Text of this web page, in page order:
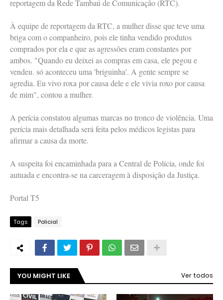
reportagem da Rede Tambaú de Comunicação (RTC).
À equipe de reportagem da RTC, a mulher disse que teve uma
briga com o companheiro, pois ele tinha vendido produtos
comprados por ela e que as agressões eram constantes por
ambos. "Quando eu deixei as compras em casa, ele pegou e
vendeu. só aconteceu uma 'briguinha'. A gente sempre se
agredia. Eu vivo roxa por causa dele e ele vivia roxo por causa
de mim", contou a mulher.
A perícia constatou algumas marcas no tronco de violência. Uma
perícia mais detalhada será feita pelos médicos legistas para
afirmar a causa da morte.
A suspeita foi encaminhada para a Central de Polícia, onde foi
autuada e encontra-se na carceragem à disposição da Justiça.
Portal T5
Tags Policial
YOU MIGHT LIKE Ver todos